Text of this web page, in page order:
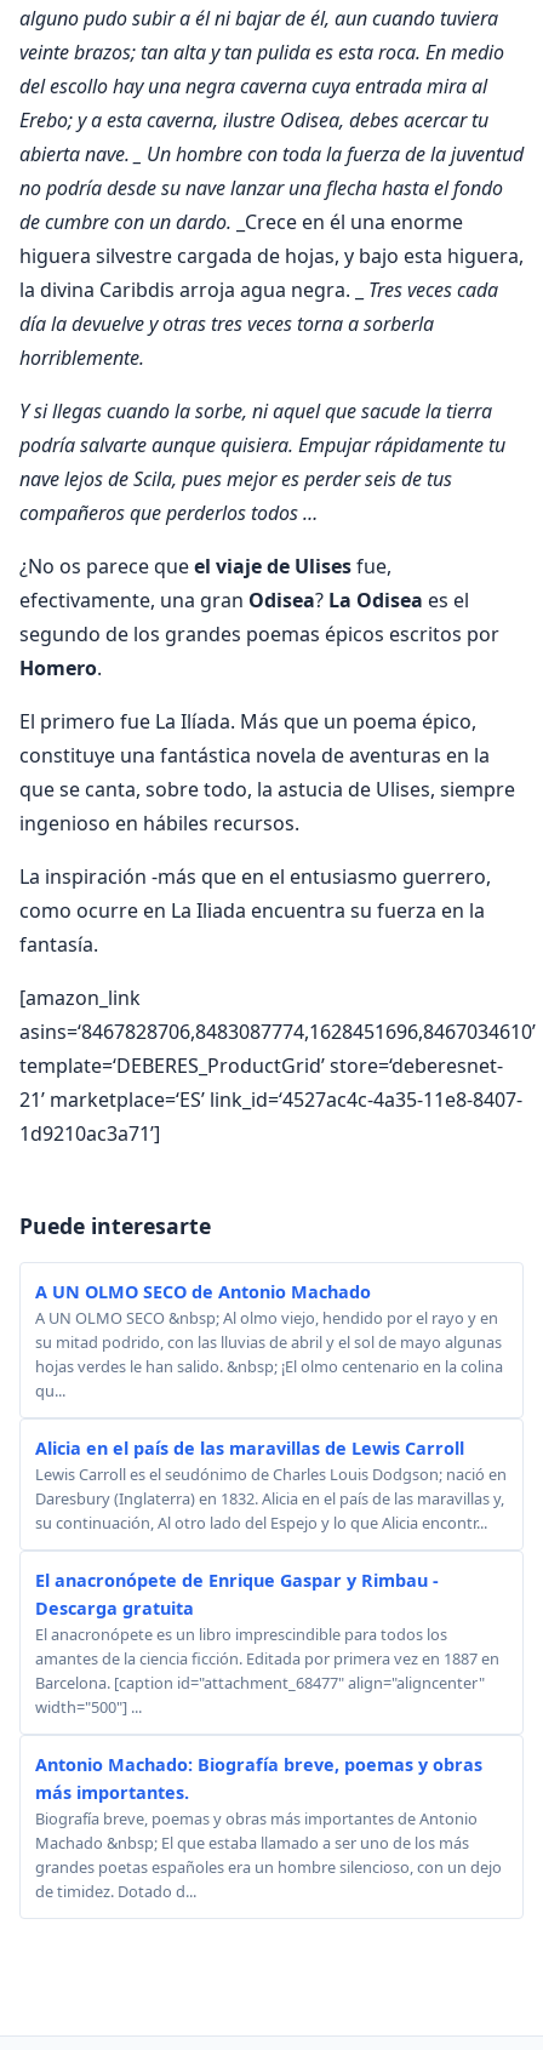
alguno pudo subir a él ni bajar de él, aun cuando tuviera
veinte brazos; tan alta y tan pulida es esta roca. En medio
del escollo hay una negra caverna cuya entrada mira al
Erebo; y a esta caverna, ilustre Odisea, debes acercar tu
abierta nave. _ Un hombre con toda la fuerza de la juventud
no podría desde su nave lanzar una flecha hasta el fondo
de cumbre con un dardo. _Crece en él una enorme
higuera silvestre cargada de hojas, y bajo esta higuera,
la divina Caribdis arroja agua negra. _ Tres veces cada
día la devuelve y otras tres veces torna a sorberla
horriblemente.
Y si llegas cuando la sorbe, ni aquel que sacude la tierra
podría salvarte aunque quisiera. Empujar rápidamente tu
nave lejos de Scila, pues mejor es perder seis de tus
compañeros que perderlos todos …
¿No os parece queel viaje de Ulisesfue,
efectivamente, una gran Odisea? La Odisea es el
segundo de los grandes poemas épicos escritos por
Homero.
El primero fue La Ilíada. Más que un poema épico,
constituye una fantástica novela de aventuras en la
que se canta, sobre todo, la astucia de Ulises, siempre
ingenioso en hábiles recursos.
La inspiración -más que en el entusiasmo guerrero,
como ocurre en La Iliada encuentra su fuerza en la
fantasía.
[amazon_link
asins=‘8467828706,8483087774,1628451696,8467034610’
template=‘DEBERES_ProductGrid’ store=‘deberesnet-
21’ marketplace=‘ES’ link_id=‘4527ac4c-4a35-11e8-8407-
1d9210ac3a71’]
Puede interesarte
A UN OLMO SECO de Antonio Machado
A UN OLMO SECO &nbsp; Al olmo viejo, hendido por el rayo y en
su mitad podrido, con las lluvias de abril y el sol de mayo algunas
hojas verdes le han salido. &nbsp; ¡El olmo centenario en la colina
qu...
Alicia en el país de las maravillas de Lewis Carroll
Lewis Carroll es el seudónimo de Charles Louis Dodgson; nació en
Daresbury (Inglaterra) en 1832. Alicia en el país de las maravillas y,
su continuación, Al otro lado del Espejo y lo que Alicia encontr...
El anacronópete de Enrique Gaspar y Rimbau -
Descarga gratuita
El anacronópete es un libro imprescindible para todos los
amantes de la ciencia ficción. Editada por primera vez en 1887 en
Barcelona. [caption id="attachment_68477" align="aligncenter"
width="500"] ...
Antonio Machado: Biografía breve, poemas y obras
más importantes.
Biografía breve, poemas y obras más importantes de Antonio
Machado &nbsp; El que estaba llamado a ser uno de los más
grandes poetas españoles era un hombre silencioso, con un dejo
de timidez. Dotado d...